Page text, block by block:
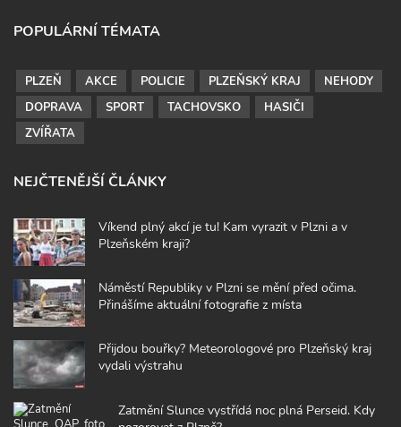
POPULÁRNÍ TÉMATA
PLZEŇ AKCE POLICIE PLZEŇSKÝ KRAJ
NEHODY
DOPRAVA
SPORT TACHOVSKO
HASIČI
ZVÍŘATA
NEJČTENĚJŠÍ ČLÁNKY
Víkend plný akcí je tu! Kam vyrazit v Plzni a v
Plzeňském kraji?
Náměstí Republiky v Plzni se mění před očima.
Přinášíme aktuální fotografie z místa
Přijdou bouřky? Meteorologové pro Plzeňský kraj
vydali výstrahu
Zatmění Slunce vystřídá noc plná Perseid. Kdy